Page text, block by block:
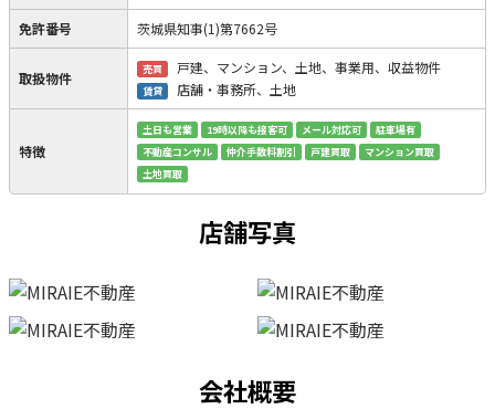
免許番号 茨城県知事(1)第7662号
取扱物件 売買 戸建、マンション、土地、事業用、収益物件
賃貸 店舗・事務所、土地
特徴
土日も営業 19時以降も接客可 メール対応可
駐車場有
不動産コンサル
仲介手数料割引 戸建買取
マンション買取
土地買取
店舗写真
会社概要